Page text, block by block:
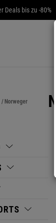
Deals bis zu -80%
/ Norweger